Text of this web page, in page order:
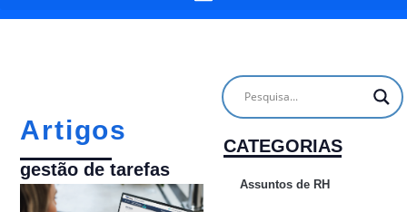
Artigos
gestão de tarefas
CATEGORIAS
Assuntos de RH